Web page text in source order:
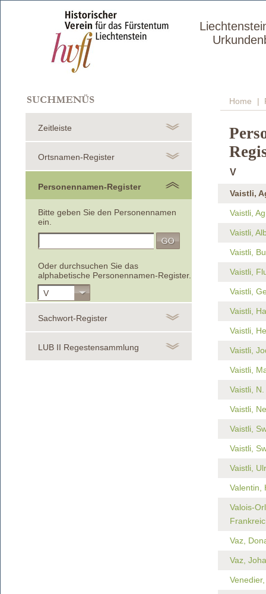
Home |
Zeitleiste
Ortsnamen-Register
Personennamen-Register
Bitte geben Sie den Personennamen
ein.
Oder durchsuchen Sie das
alphabetische Personennamen-Register.
V
Sachwort-Register
LUB II Regestensammlung
V
Vaistli,
Vaistli,
Vaistli,
Vaistli,
Vaistli,
Vaistli,
Vaistli,
Vaistli,
Vaistli,
Vaistli,
Vaistli, N.
Vaistli,
Vaistli,
Vaistli,
Vaistli,
Valentin,
Valois-
Vaz,
Vaz,